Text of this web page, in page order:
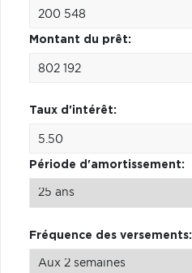
Montant du prêt:
Taux d'intérêt:
Période d'amortissement:
Fréquence des versements: